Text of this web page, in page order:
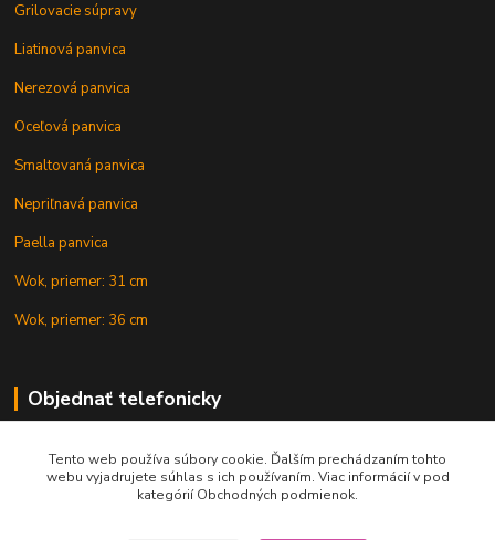
Grilovacie súpravy
Liatinová panvica
Nerezová panvica
Oceľová panvica
Smaltovaná panvica
Nepriľnavá panvica
Paella panvica
Wok, priemer: 31 cm
Wok, priemer: 36 cm
Objednať telefonicky
+421 902 212 007
Tento web používa súbory cookie. Ďalším prechádzaním tohto
webu vyjadrujete súhlas s ich používaním. Viac informácií v pod
kategórií Obchodných podmienok.